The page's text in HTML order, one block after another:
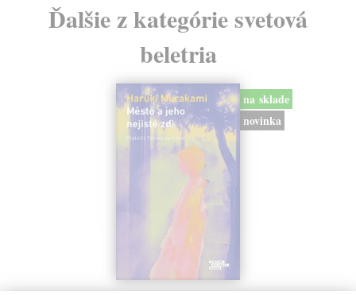
Ďalšie z kategórie svetová
beletria
na sklade
novinka